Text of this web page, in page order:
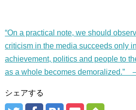
“On a practical note, we should
criticism in the media succeeds only
achievement, politics and people to
as a whole becomes demoralized.”
シェアする